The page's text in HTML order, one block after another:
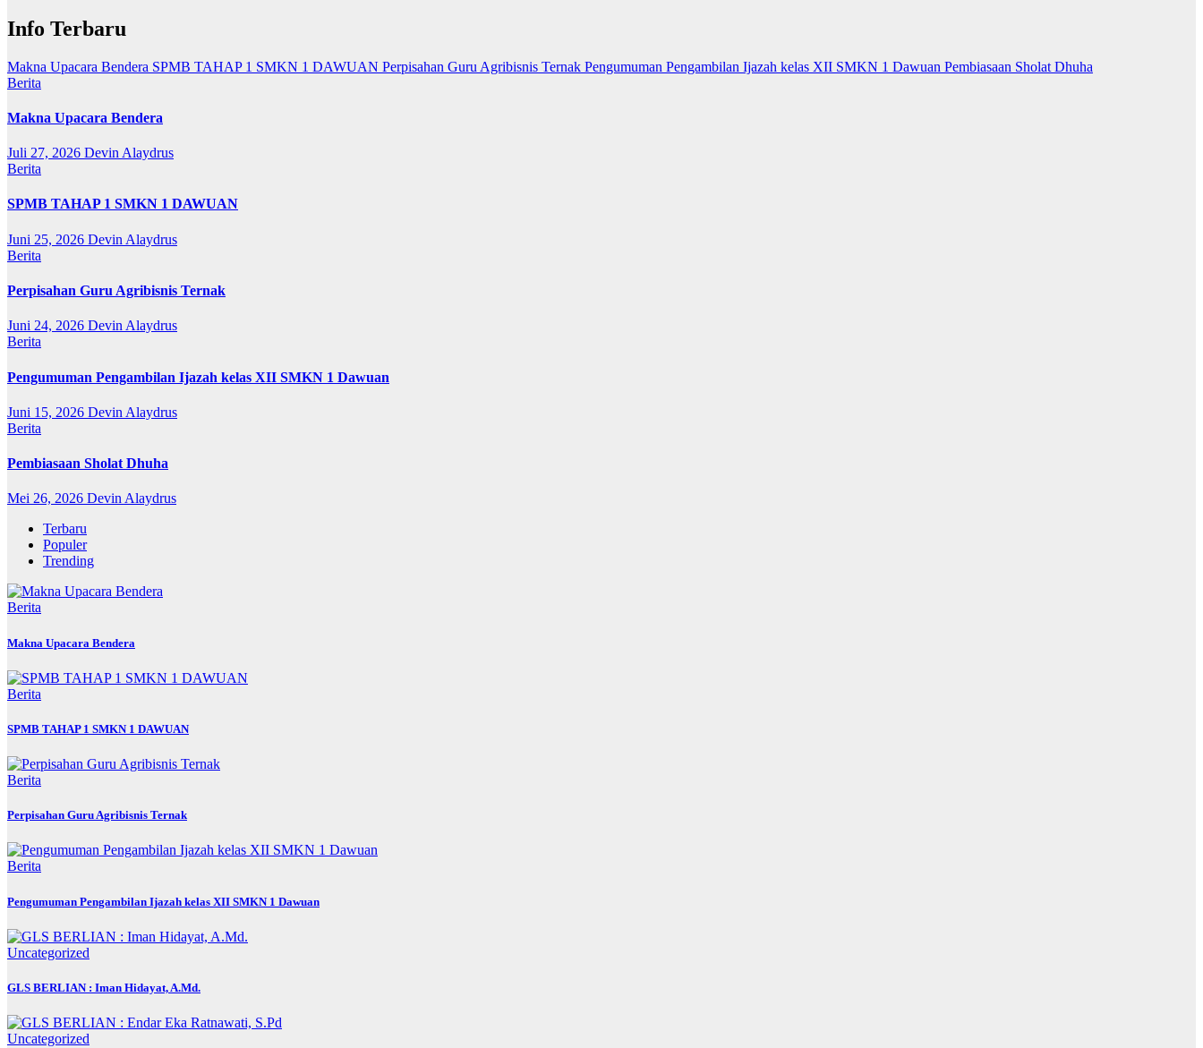
Info Terbaru
Makna Upacara Bendera SPMB TAHAP 1 SMKN 1 DAWUAN Perpisahan Guru Agribisnis Ternak Pengumuman Pengambilan Ijazah kelas XII SMKN 1 Dawuan Pembiasaan Sholat Dhuha
Berita
Makna Upacara Bendera
Juli 27, 2026 Devin Alaydrus
Berita
SPMB TAHAP 1 SMKN 1 DAWUAN
Juni 25, 2026 Devin Alaydrus
Berita
Perpisahan Guru Agribisnis Ternak
Juni 24, 2026 Devin Alaydrus
Berita
Pengumuman Pengambilan Ijazah kelas XII SMKN 1 Dawuan
Juni 15, 2026 Devin Alaydrus
Berita
Pembiasaan Sholat Dhuha
Mei 26, 2026 Devin Alaydrus
Terbaru
Populer
Trending
Berita
Makna Upacara Bendera
Berita
SPMB TAHAP 1 SMKN 1 DAWUAN
Berita
Perpisahan Guru Agribisnis Ternak
Berita
Pengumuman Pengambilan Ijazah kelas XII SMKN 1 Dawuan
Uncategorized
GLS BERLIAN : Iman Hidayat, A.Md.
Uncategorized